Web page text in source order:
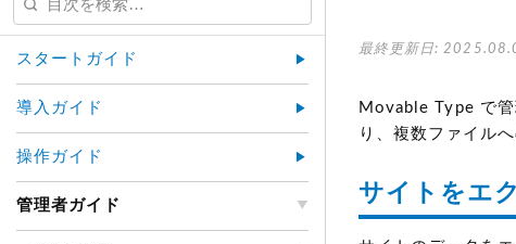
最終更新日:
Movable Type で管
り、複数ファイル
サイトをエ
スタートガイド
導入ガイド
操作ガイド
管理者ガイド